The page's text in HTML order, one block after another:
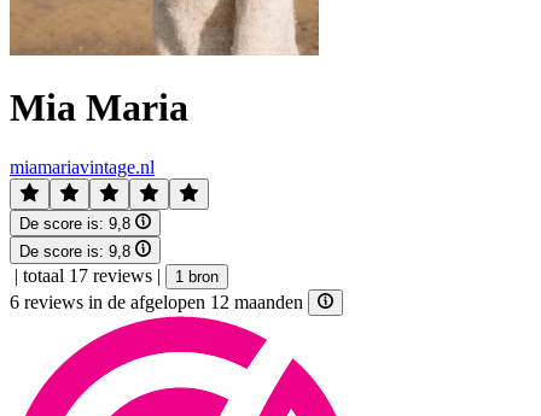
Mia Maria
miamariavintage.nl
De score is: 9,8
De score is: 9,8
| totaal 17 reviews | 1 bron
6 reviews in de afgelopen 12 maanden